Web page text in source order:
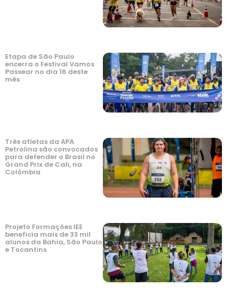
Etapa de São Paulo
encerra o Festival Vamos
Passear no dia 16 deste
mês
Três atletas da APA
Petrolina são convocados
para defender o Brasil no
Grand Prix de Cali, na
Colômbia
Projeto Formações IEE
beneficia mais de 33 mil
alunos da Bahia, São Paulo
e Tocantins